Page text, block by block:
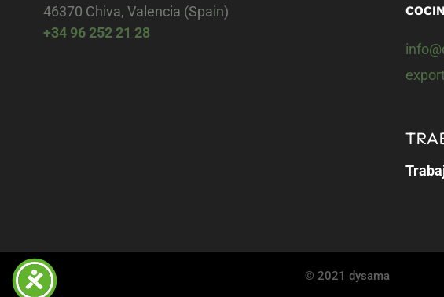
46370 Chiva, Valencia (Spain)
+34 96 252 21 28
© 2021 dysama